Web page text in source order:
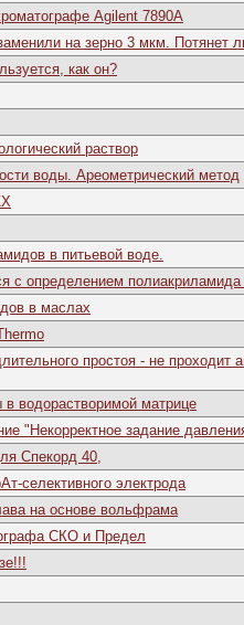
Agilent 7890A
на зерно 3 мкм. Потянет
как он?
раствор
воды. Ареометрический метод
в питьевой воде.
с определением
в маслах
простоя - не проходит
водорастворимой матрице
"Некорректное задание
Спекорд 40,
селективного электрода
на основе вольфрама
СКО и Предел